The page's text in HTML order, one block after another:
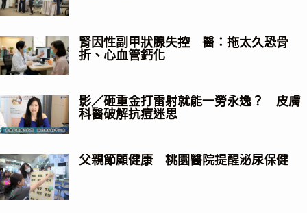
腎因性副甲狀腺失控 醫：拖太久恐骨
折、心血管鈣化
影／砸重金打雷射就能一勞永逸？ 皮膚
科醫破解抗痘迷思
父親節顧健康 桃園醫院提醒泌尿保健